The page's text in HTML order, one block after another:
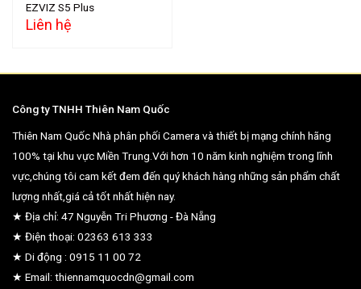
EZVIZ S5 Plus
Liên hệ
Công ty TNHH Thiên Nam Quốc
Thiên Nam Quốc Nhà phân phối Camera và thiết bị mạng chính hãng
100% tại khu vực Miền Trung.Với hơn 10 năm kinh nghiệm trong lĩnh
vực,chúng tôi cam kết đem đến quý khách hàng những sản phẩm chất
lượng nhất,giá cả tốt nhất hiện nay.
★ Địa chỉ: 47 Nguyễn Tri Phương - Đà Nẵng
★ Điện thoại: 02363 613 333
★ Di động : 0915 11 00 72
★ Email: thiennamquocdn@gmail.com